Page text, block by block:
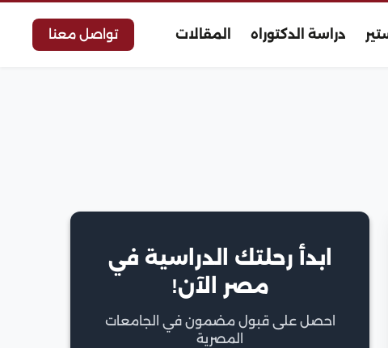
دراسة الدكتوراه المقالات تواصل معنا
ابدأ رحلتك الدراسية في
مصر الآن!
احصل على قبول مضمون في الجامعات
المصرية